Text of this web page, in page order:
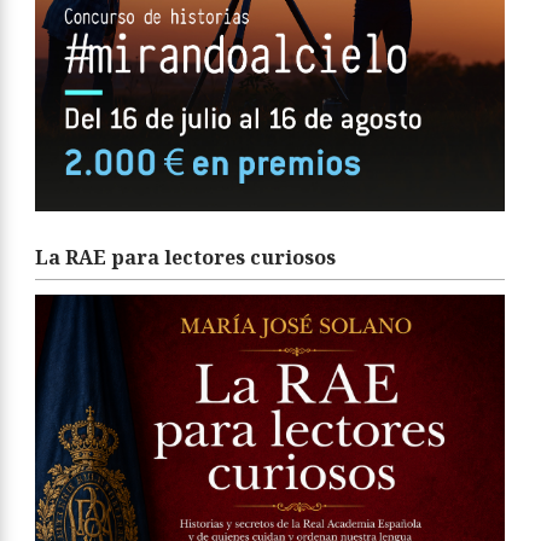
La RAE para lectores curiosos